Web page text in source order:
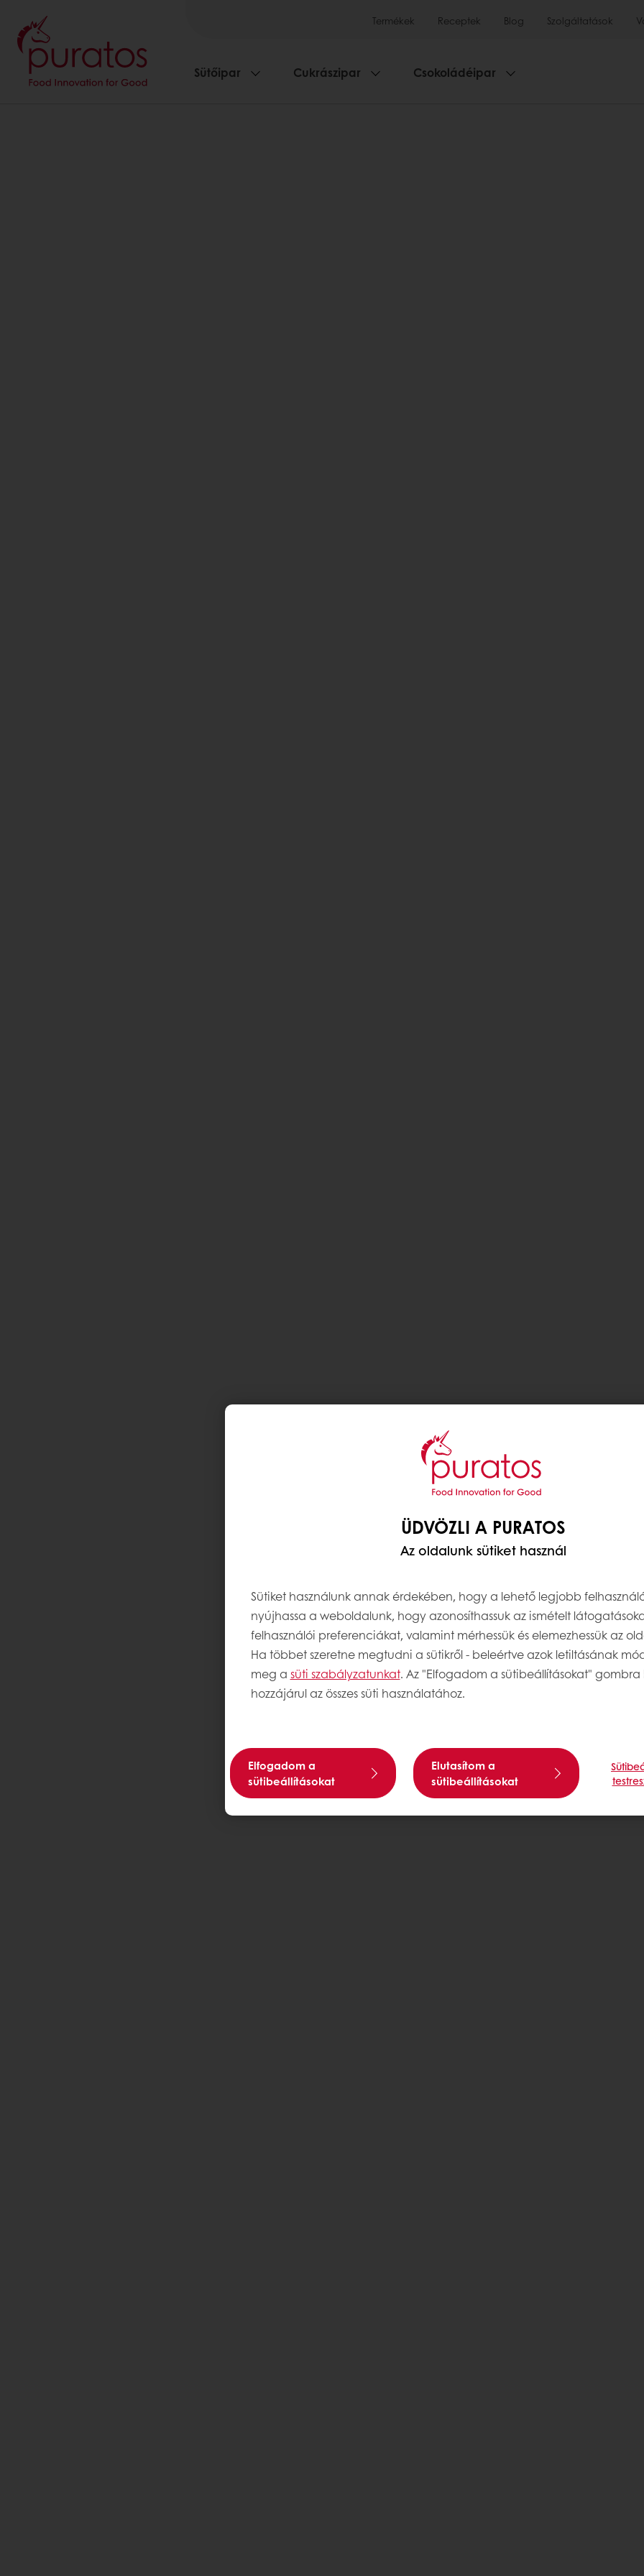
Termékek Receptek Blog Szolgáltatások
Sütőipar Cukrászipar Csokoládéipar
ÜDVÖZLI A PURATOS
Az oldalunk sütiket használ
Sütiket használunk annak érdekében, hogy a lehető legjobb
nyújhassa a weboldalunk, hogy azonosíthassuk az ismételt
felhasználói preferenciákat, valamint mérhessük és elemezhessük az
Ha többet szeretne megtudni a sütikről - beleértve azok letiltásának
meg a süti szabályzatunkat. Az "Elfogadom a sütibeállításokat"
hozzájárul az összes süti használatához.
Elfogadom a
sütibeállításokat
Elutasítom a
sütibeállításokat